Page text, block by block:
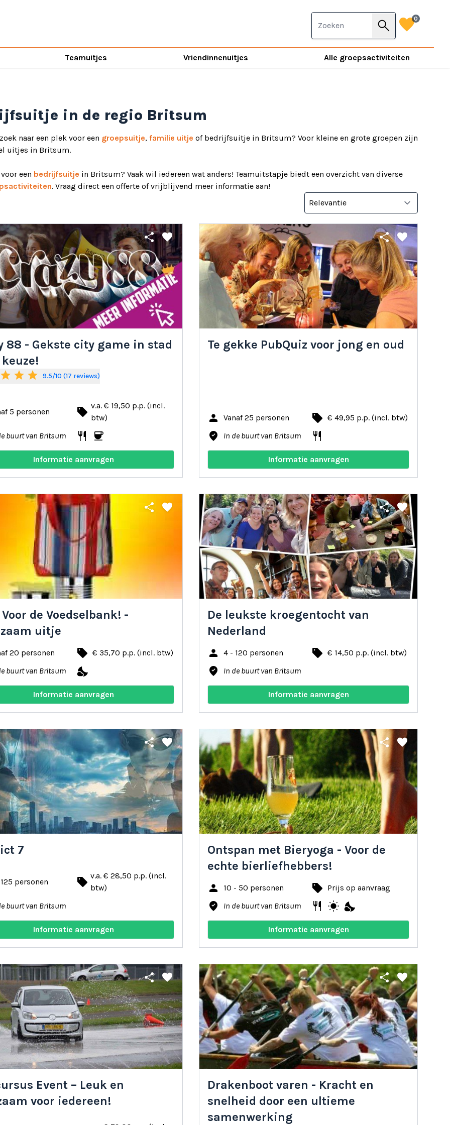
Teamuitjes Vriendinnenuitjes Alle groepsactiviteiten
search favorite0
in de regio Britsum
naar een plek voor een groepsuitje, familie uitje of bedrijfsuitje in Britsum? Voor kleine en grote groepen zijn
uitjes in Britsum.
een bedrijfsuitje in Britsum? Vaak wil iedereen wat anders! Teamuitstapje biedt een overzicht van diverse
. Vraag direct een offerte of vrijblijvend meer informatie aan!
share favorite
88 - Gekste city game in stad
star star star 9.5/10 (17 reviews)
5 personen local_offer v.a. € 19,50 p.p. (incl.
btw)
buurt van Britsum restaurant coffee
Informatie aanvragen
share favorite
Te gekke PubQuiz voor jong en oud
person Vanaf 25 personen local_offer € 49,95 p.p. (incl. btw)
where_to_vote In de buurt van Britsum restaurant
Informatie aanvragen
share favorite
de Voedselbank! -
uitje
20 personen local_offer € 35,70 p.p. (incl. btw)
buurt van Britsum nights_stay
Informatie aanvragen
share favorite
De leukste kroegentocht van
Nederland
person
4 - 120 personen local_offer € 14,50 p.p. (incl. btw)
where_to_vote In de buurt van Britsum
Informatie aanvragen
share favorite
7
personen local_offer v.a. € 28,50 p.p. (incl.
btw)
buurt van Britsum
Informatie aanvragen
share favorite
Ontspan met Bieryoga - Voor de
echte bierliefhebbers!
person
10 - 50 personen local_offer Prijs op aanvraag
where_to_vote In de buurt van Britsum restaurant wb_sunny nights_stay
Informatie aanvragen
share favorite
Event – Leuk en
voor iedereen!
share favorite
Drakenboot varen - Kracht en
snelheid door een ultieme
samenwerking